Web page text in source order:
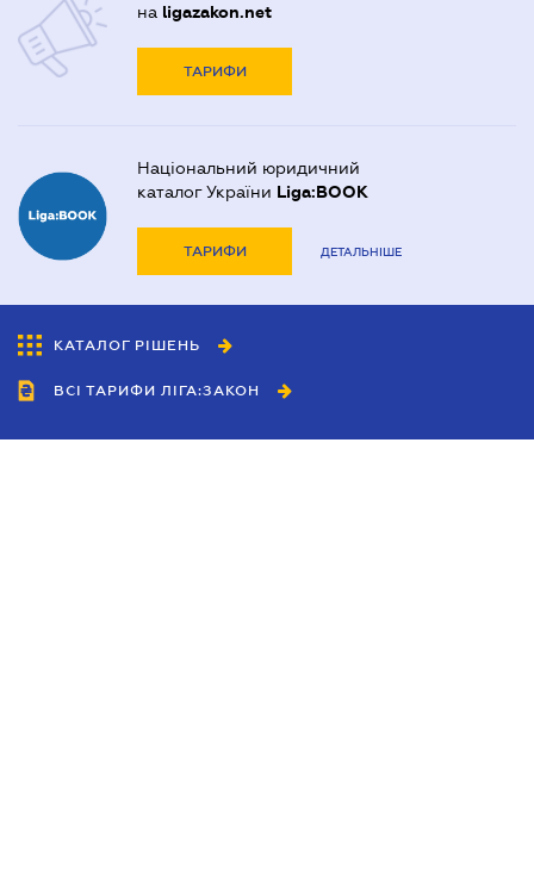
на ligazakon.net
ТАРИФИ
Національний юридичний
каталог України Liga:BOOK
ТАРИФИ ДЕТАЛЬНІШЕ
КАТАЛОГ РІШЕНЬ
ВСІ ТАРИФИ ЛІГА:ЗАКОН